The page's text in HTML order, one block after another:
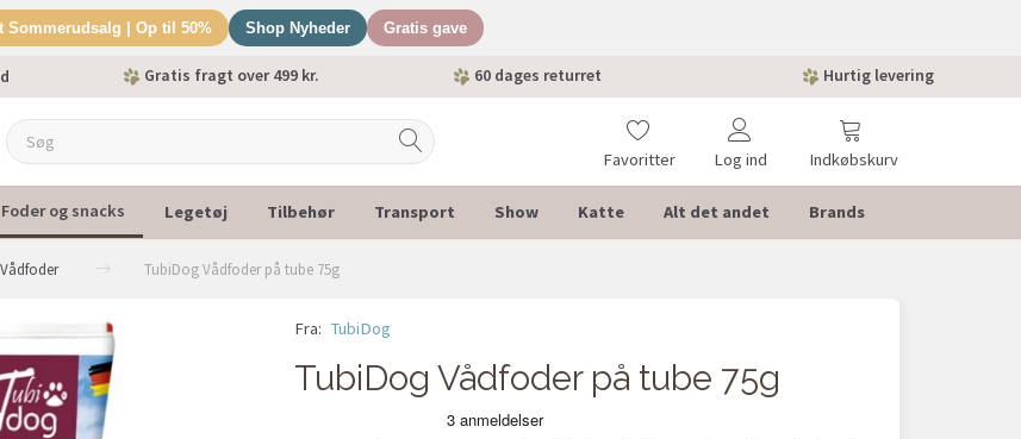
Sommerudsalg | Op til 50% Shop Nyheder Gratis gave
Gratis fragt over 499 kr. 60 dages returret Hurtig levering
Indkøbskurv
Favoritter Log ind
Foder og snacks Legetøj Tilbehør Transport Show Katte Alt det andet Brands
Vådfoder TubiDog Vådfoder på tube 75g
Fra: TubiDog
TubiDog Vådfoder på tube 75g